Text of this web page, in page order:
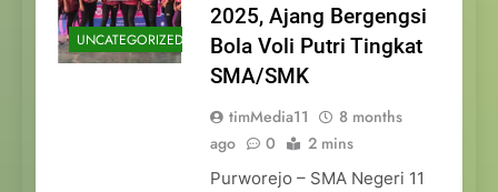
UNCATEGORIZED
2025, Ajang Bergengsi
Bola Voli Putri Tingkat
SMA/SMK
timMedia11
8 months
ago
0 2 mins
Purworejo – SMA Negeri 11